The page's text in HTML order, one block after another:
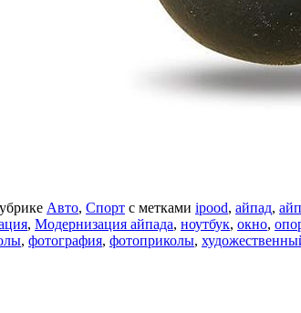
Авто, Спорт с метками ipood, айпад,
, Модернизация айпада, ноутбук, окно,
, фотография, фотоприколы,